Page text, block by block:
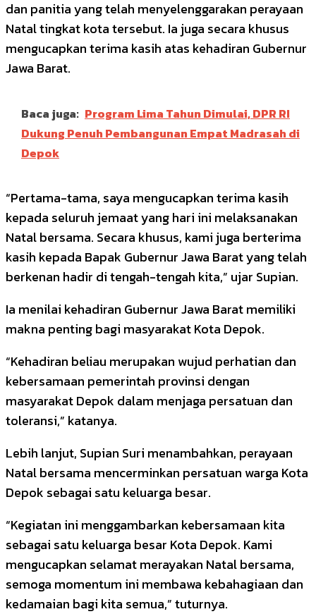
dan panitia yang telah menyelenggarakan perayaan
Natal tingkat kota tersebut. Ia juga secara khusus
mengucapkan terima kasih atas kehadiran Gubernur
Jawa Barat.
Baca juga: Program Lima Tahun Dimulai, DPR RI
Dukung Penuh Pembangunan Empat Madrasah di
Depok
“Pertama-tama, saya mengucapkan terima kasih
kepada seluruh jemaat yang hari ini melaksanakan
Natal bersama. Secara khusus, kami juga berterima
kasih kepada Bapak Gubernur Jawa Barat yang telah
berkenan hadir di tengah-tengah kita,” ujar Supian.
Ia menilai kehadiran Gubernur Jawa Barat memiliki
makna penting bagi masyarakat Kota Depok.
“Kehadiran beliau merupakan wujud perhatian dan
kebersamaan pemerintah provinsi dengan
masyarakat Depok dalam menjaga persatuan dan
toleransi,” katanya.
Lebih lanjut, Supian Suri menambahkan, perayaan
Natal bersama mencerminkan persatuan warga Kota
Depok sebagai satu keluarga besar.
“Kegiatan ini menggambarkan kebersamaan kita
sebagai satu keluarga besar Kota Depok. Kami
mengucapkan selamat merayakan Natal bersama,
semoga momentum ini membawa kebahagiaan dan
kedamaian bagi kita semua,” tuturnya.